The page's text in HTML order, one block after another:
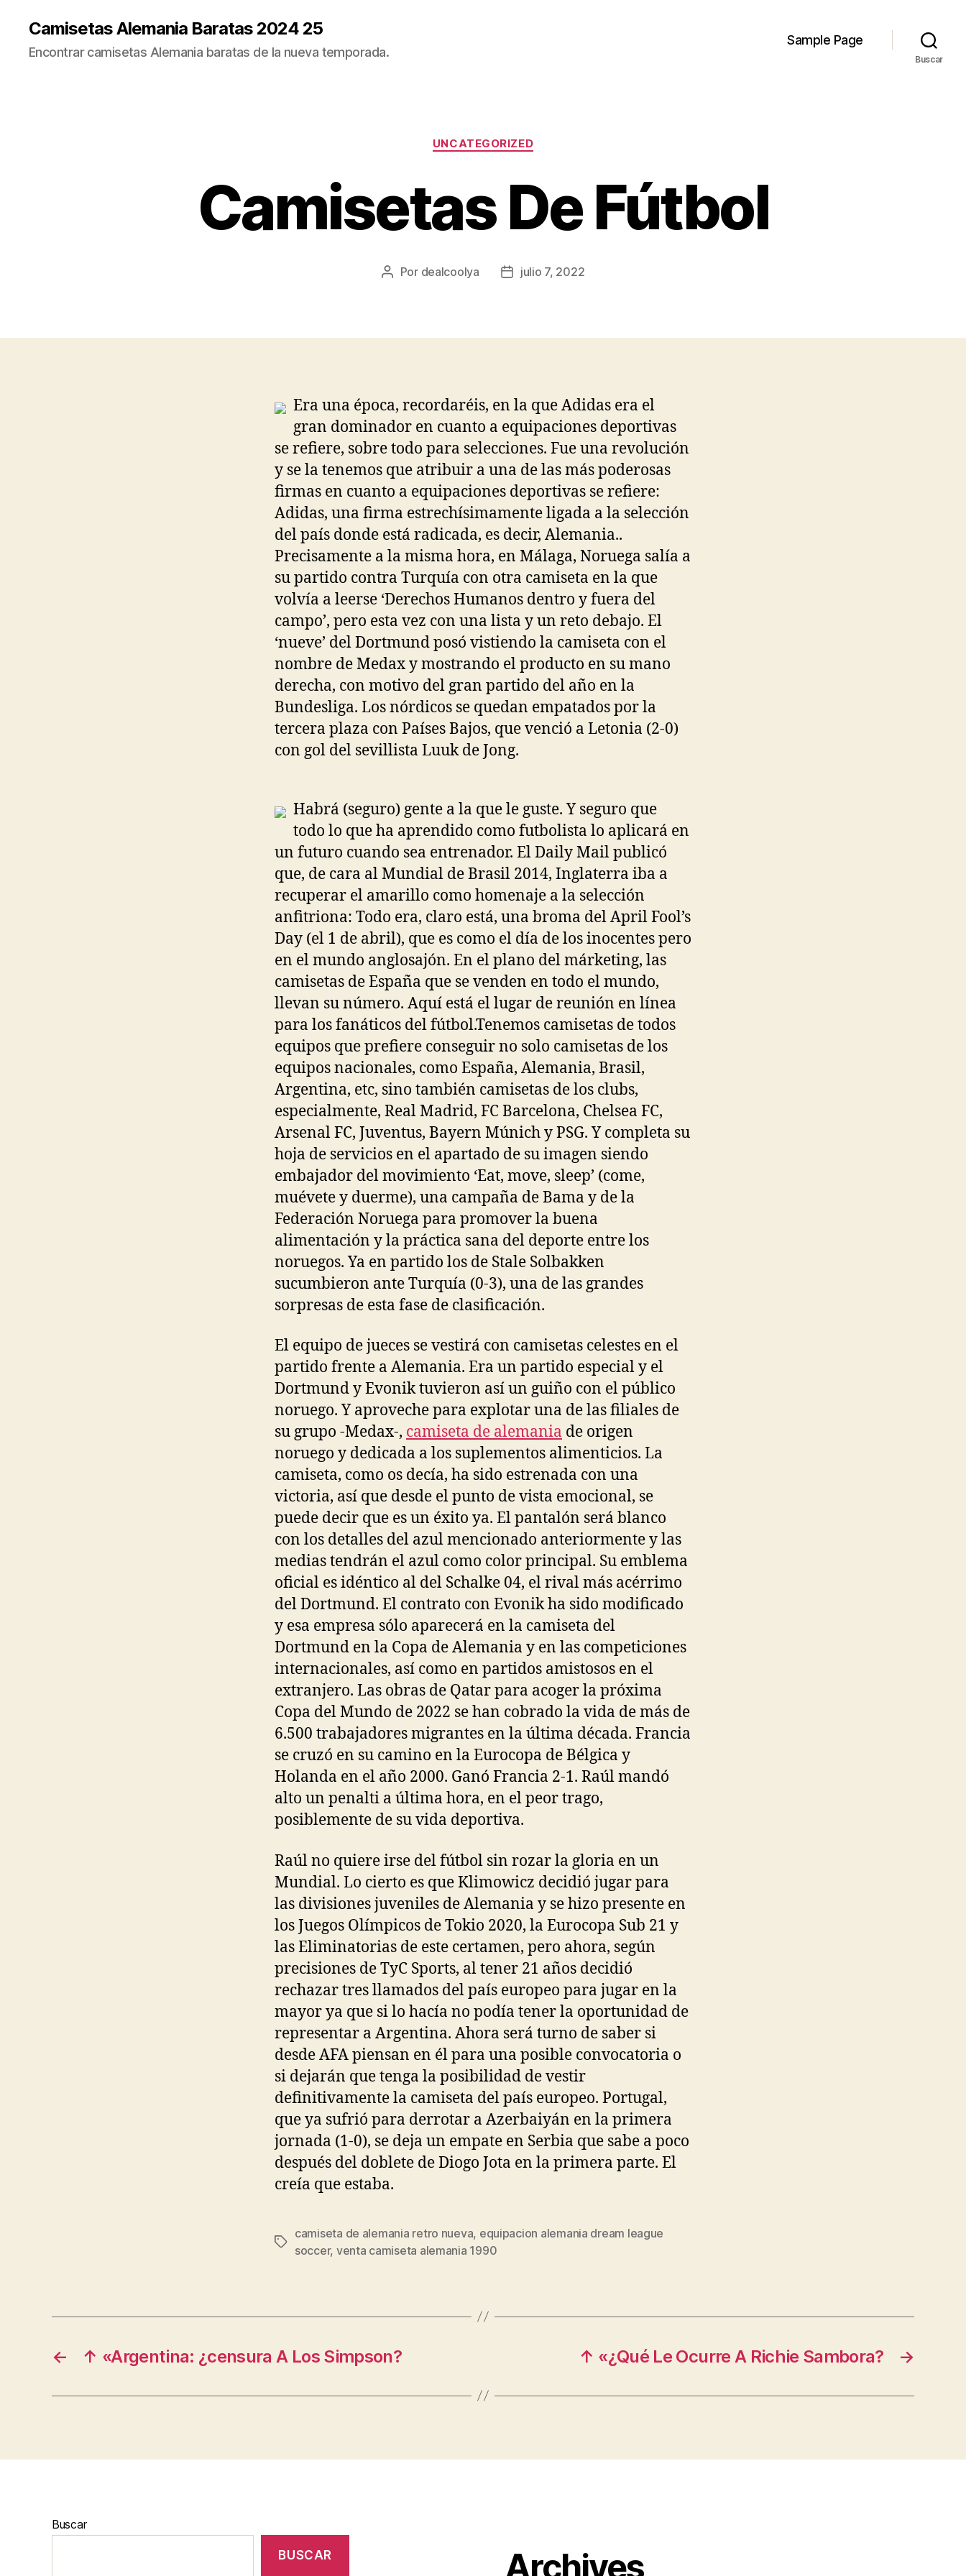
Camisetas Alemania Baratas 2024 25
Encontrar camisetas Alemania baratas de la nueva temporada.
Sample Page
Buscar
Categorías
UNCATEGORIZED
Camisetas De Fútbol
Autor
Por dealcoolya
Fechajulio 7, 2022
Era una época, recordaréis, en la que Adidas era el
gran dominador en cuanto a equipaciones deportivas
se refiere, sobre todo para selecciones. Fue una revolución
y se la tenemos que atribuir a una de las más poderosas
firmas en cuanto a equipaciones deportivas se refiere:
Adidas, una firma estrechísimamente ligada a la selección
del país donde está radicada, es decir, Alemania..
Precisamente a la misma hora, en Málaga, Noruega salía a
su partido contra Turquía con otra camiseta en la que
volvía a leerse ‘Derechos Humanos dentro y fuera del
campo’, pero esta vez con una lista y un reto debajo. El
‘nueve’ del Dortmund posó vistiendo la camiseta con el
nombre de Medax y mostrando el producto en su mano
derecha, con motivo del gran partido del año en la
Bundesliga. Los nórdicos se quedan empatados por la
tercera plaza con Países Bajos, que venció a Letonia (2-0)
con gol del sevillista Luuk de Jong.
Habrá (seguro) gente a la que le guste. Y seguro que
todo lo que ha aprendido como futbolista lo aplicará en
un futuro cuando sea entrenador. El Daily Mail publicó
que, de cara al Mundial de Brasil 2014, Inglaterra iba a
recuperar el amarillo como homenaje a la selección
anfitriona: Todo era, claro está, una broma del April Fool’s
Day (el 1 de abril), que es como el día de los inocentes pero
en el mundo anglosajón. En el plano del márketing, las
camisetas de España que se venden en todo el mundo,
llevan su número. Aquí está el lugar de reunión en línea
para los fanáticos del fútbol.Tenemos camisetas de todos
equipos que prefiere conseguir no solo camisetas de los
equipos nacionales, como España, Alemania, Brasil,
Argentina, etc, sino también camisetas de los clubs,
especialmente, Real Madrid, FC Barcelona, Chelsea FC,
Arsenal FC, Juventus, Bayern Múnich y PSG. Y completa su
hoja de servicios en el apartado de su imagen siendo
embajador del movimiento ‘Eat, move, sleep’ (come,
muévete y duerme), una campaña de Bama y de la
Federación Noruega para promover la buena
alimentación y la práctica sana del deporte entre los
noruegos. Ya en partido los de Stale Solbakken
sucumbieron ante Turquía (0-3), una de las grandes
sorpresas de esta fase de clasificación.
El equipo de jueces se vestirá con camisetas celestes en el
partido frente a Alemania. Era un partido especial y el
Dortmund y Evonik tuvieron así un guiño con el público
noruego. Y aproveche para explotar una de las filiales de
su grupo -Medax-, camiseta de alemania de origen
noruego y dedicada a los suplementos alimenticios. La
camiseta, como os decía, ha sido estrenada con una
victoria, así que desde el punto de vista emocional, se
puede decir que es un éxito ya. El pantalón será blanco
con los detalles del azul mencionado anteriormente y las
medias tendrán el azul como color principal. Su emblema
oficial es idéntico al del Schalke 04, el rival más acérrimo
del Dortmund. El contrato con Evonik ha sido modificado
y esa empresa sólo aparecerá en la camiseta del
Dortmund en la Copa de Alemania y en las competiciones
internacionales, así como en partidos amistosos en el
extranjero. Las obras de Qatar para acoger la próxima
Copa del Mundo de 2022 se han cobrado la vida de más de
6.500 trabajadores migrantes en la última década. Francia
se cruzó en su camino en la Eurocopa de Bélgica y
Holanda en el año 2000. Ganó Francia 2-1. Raúl mandó
alto un penalti a última hora, en el peor trago,
posiblemente de su vida deportiva.
Raúl no quiere irse del fútbol sin rozar la gloria en un
Mundial. Lo cierto es que Klimowicz decidió jugar para
las divisiones juveniles de Alemania y se hizo presente en
los Juegos Olímpicos de Tokio 2020, la Eurocopa Sub 21 y
las Eliminatorias de este certamen, pero ahora, según
precisiones de TyC Sports, al tener 21 años decidió
rechazar tres llamados del país europeo para jugar en la
mayor ya que si lo hacía no podía tener la oportunidad de
representar a Argentina. Ahora será turno de saber si
desde AFA piensan en él para una posible convocatoria o
si dejarán que tenga la posibilidad de vestir
definitivamente la camiseta del país europeo. Portugal,
que ya sufrió para derrotar a Azerbaiyán en la primera
jornada (1-0), se deja un empate en Serbia que sabe a poco
después del doblete de Diogo Jota en la primera parte. El
creía que estaba.
Etiquetas
camiseta de alemania retro nueva, equipacion alemania dream league
soccer, venta camiseta alemania 1990
← ↑ «Argentina: ¿censura A Los Simpson? →
↑ «¿Qué Le Ocurre A Richie Sambora?
Buscar
BUSCAR Archives